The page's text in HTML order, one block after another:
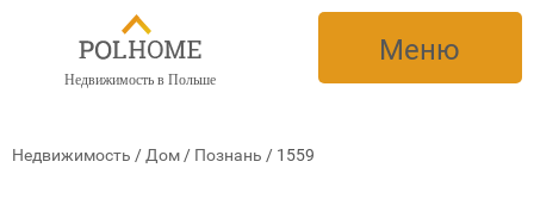
Недвижимость в Польше
Меню
Недвижимость / Дом / Познань / 1559